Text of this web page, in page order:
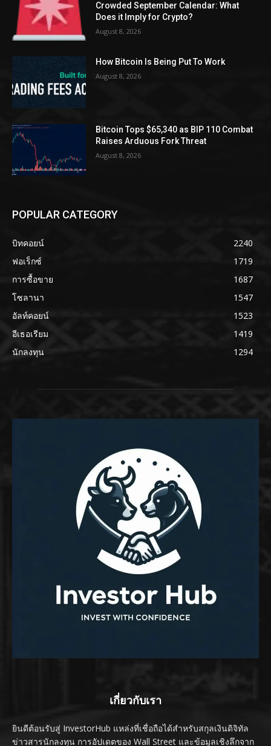
Crowded September Calendar: What
Does it Imply for Crypto?
August 8, 2026
How Bitcoin Is Being Put To Work
August 8, 2026
Bitcoin Tops $65,340 as BIP 110 Combat
Raises Arduous Fork Threat
August 8, 2026
POPULAR CATEGORY
บิทคอยน์
2240
ฟอเร็กซ์
1719
การซื้อขาย
1687
โซลานา
1547
อัลท์คอยน์
1523
อีเธอเรียม
1419
นักลงทุน
1294
เกี่ยวกับเรา
ยินดีต้อนรับสู่ InvestorHub แหล่งที่เชื่อถือได้สำหรับสกุลเงินดิจิทัล
ข่าวสารนักลงทุน การอัปเดตของ Wall Street และข้อมูลเชิงลึกจาก